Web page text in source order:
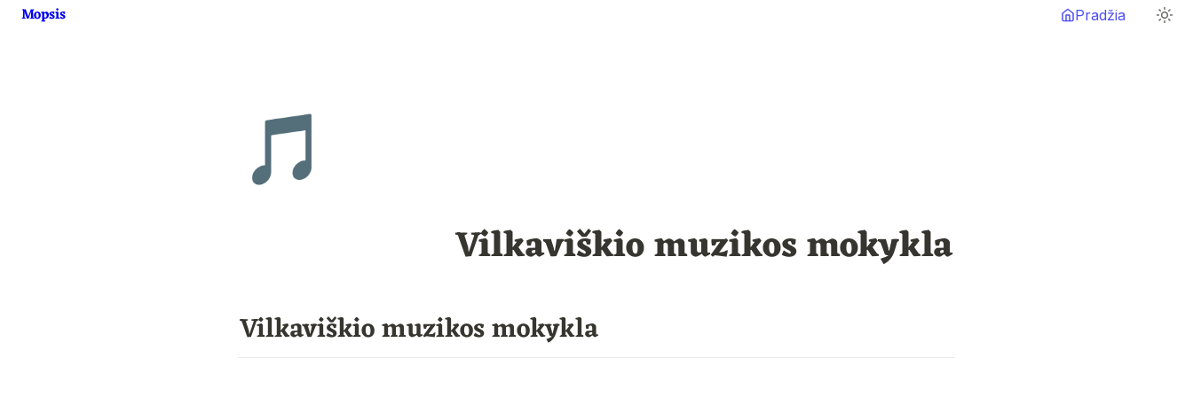
Mopsis Pradžia
🎵
Vilkaviškio muzikos mokykla
Vilkaviškio muzikos mokykla